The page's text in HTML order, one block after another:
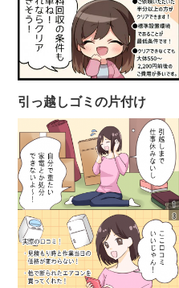
引っ越しゴミの片付け